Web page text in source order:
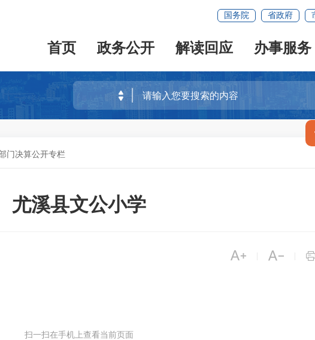
国务院 省政府
首页 政务公开 解读回应 办事服务
门决算公开专栏
尤溪县文公小学
  
扫一扫在手机上查看当前页面